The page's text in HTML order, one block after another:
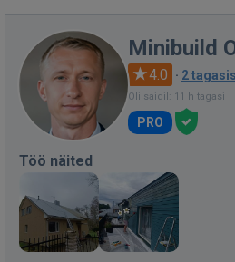
Minibuild
4.0 · 2
Oli saidil: 11 h tagasi
PRO
Töö näited